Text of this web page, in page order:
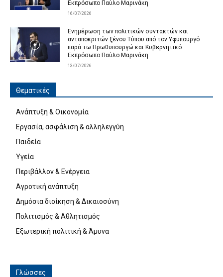
Εκπρόσωπο Παύλο Μαρινάκη
16/07/2026
Ενημέρωση των πολιτικών συντακτών και
ανταποκριτών ξένου Τύπου από τον Υφυπουργό
παρά τω Πρωθυπουργώ και Κυβερνητικό
Εκπρόσωπο Παύλο Μαρινάκη
13/07/2026
Θεματικές
Ανάπτυξη & Οικονομία
Εργασία, ασφάλιση & αλληλεγγύη
Παιδεία
Υγεία
Περιβάλλον & Ενέργεια
Αγροτική ανάπτυξη
Δημόσια διοίκηση & Δικαιοσύνη
Πολιτισμός & Αθλητισμός
Εξωτερική πολιτική & Άμυνα
Γλώσσες